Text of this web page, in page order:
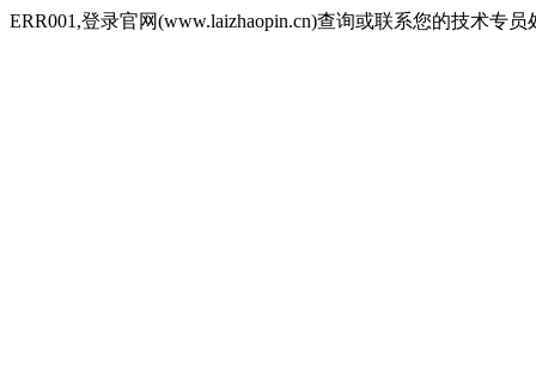
ERR001,登录官网(www.laizhaopin.cn)查询或联系您的技术专员